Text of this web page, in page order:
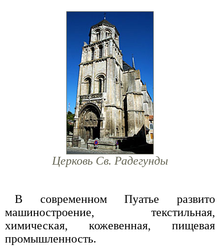
Церковь Св. Радегунды
В современном Пуатье развито
машиностроение, текстильная,
химическая, кожевенная, пищевая
промышленность.